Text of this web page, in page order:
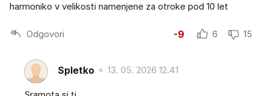
harmoniko v velikosti namenjene za otroke pod 10 let
Odgovori -9 6 15
Spletko 13. 05. 2026 12.41